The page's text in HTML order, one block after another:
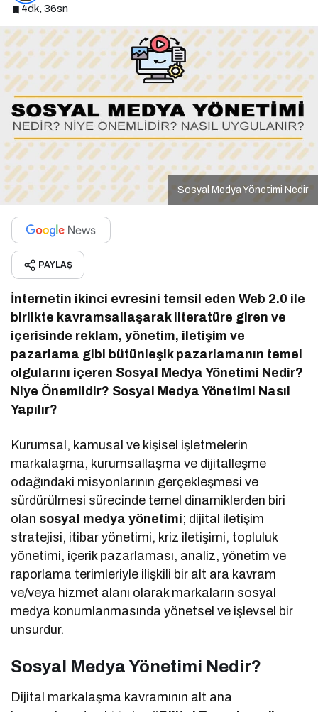
4dk, 36sn
Sosyal Medya Yönetimi Nedir
PAYLAŞ
İnternetin ikinci evresini temsil eden Web 2.0 ile
birlikte kavramsallaşarak literatüre giren ve
içerisinde reklam, yönetim, iletişim ve
pazarlama gibi bütünleşik pazarlamanın temel
olgularını içeren Sosyal Medya Yönetimi Nedir?
Niye Önemlidir? Sosyal Medya Yönetimi Nasıl
Yapılır?
Kurumsal, kamusal ve kişisel işletmelerin
markalaşma, kurumsallaşma ve dijitalleşme
odağındaki misyonlarının gerçekleşmesi ve
sürdürülmesi sürecinde temel dinamiklerden biri
olan sosyal medya yönetimi; dijital iletişim
stratejisi, itibar yönetimi, kriz iletişimi, topluluk
yönetimi, içerik pazarlaması, analiz, yönetim ve
raporlama terimleriyle ilişkili bir alt ara kavram
ve/veya hizmet alanı olarak markaların sosyal
medya konumlanmasında yönetsel ve işlevsel bir
unsurdur.
Sosyal Medya Yönetimi Nedir?
Dijital markalaşma kavramının alt ana